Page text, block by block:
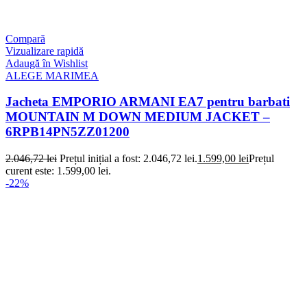
Compară
Vizualizare rapidă
Adaugă în Wishlist
ALEGE MARIMEA
Jacheta EMPORIO ARMANI EA7 pentru barbati
MOUNTAIN M DOWN MEDIUM JACKET –
6RPB14PN5ZZ01200
2.046,72lei Prețul inițial a fost: 2.046,72 lei.1.599,00 leiPrețul
curent este: 1.599,00 lei.
-22%